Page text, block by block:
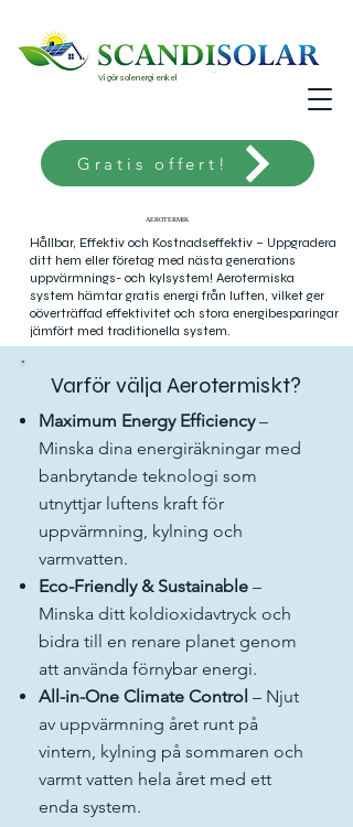
Vi gör solenergi enkel
Gratis offert!
AEROTERMIK
AEROTERMIK
Hållbar, Effektiv och Kostnadseffektiv – Uppgradera
ditt hem eller företag med nästa generations
uppvärmnings- och kylsystem! Aerotermiska
system hämtar gratis energi från luften, vilket ger
oöverträffad effektivitet och stora energibesparingar
jämfört med traditionella system.
Varför välja Aerotermiskt?
Maximum Energy Efficiency–
Minska dina energiräkningar med
banbrytande teknologi som
utnyttjar luftens kraft för
uppvärmning, kylning och
varmvatten.
Eco-Friendly & Sustainable –
Minska ditt koldioxidavtryck och
bidra till en renare planet genom
att använda förnybar energi.
All-in-One Climate Control – Njut
av uppvärmning året runt på
vintern, kylning på sommaren och
varmt vatten hela året med ett
enda system.